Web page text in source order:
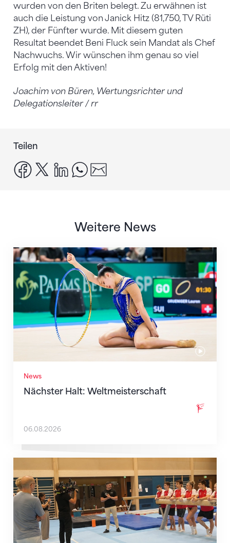
wurden von den Briten belegt. Zu erwähnen ist
auch die Leistung von Janick Hitz (81,750, TV Rüti
ZH), der Fünfter wurde. Mit diesem guten
Resultat beendet Beni Fluck sein Mandat als Chef
Nachwuchs. Wir wünschen ihm genau so viel
Erfolg mit den Aktiven!
Joachim von Büren, Wertungsrichter und
Delegationsleiter / rr
Teilen
facebook
x linkedinwhatsapp
Weitere News
News
Nächster Halt: Weltmeisterschaft
Nächster Halt: Weltmeisterschaft
06.08.2026
Mit klaren Zielen nach Zagreb